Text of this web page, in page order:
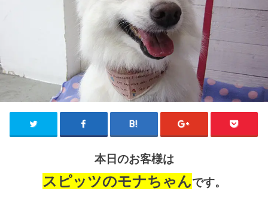
本日のお客様は
スピッツのモナちゃんです。